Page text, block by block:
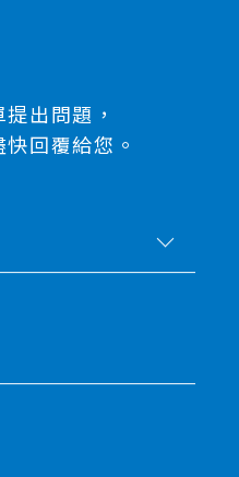
出問題，
回覆給您。